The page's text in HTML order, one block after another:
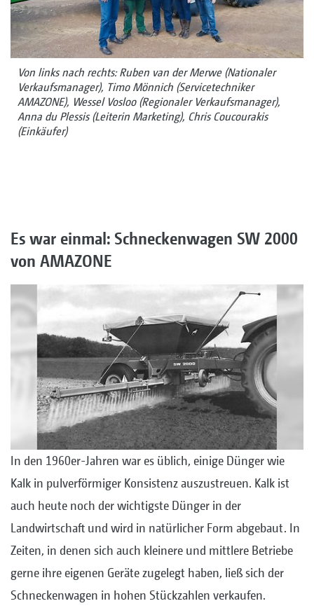
Von links nach rechts: Ruben van der Merwe (Nationaler
Verkaufsmanager), Timo Mönnich (Servicetechniker
AMAZONE), Wessel Vosloo (Regionaler Verkaufsmanager),
Anna du Plessis (Leiterin Marketing), Chris Coucourakis
(Einkäufer)
Es war einmal: Schneckenwagen SW 2000
von AMAZONE
In den 1960er-Jahren war es üblich, einige Dünger wie
Kalk in pulverförmiger Konsistenz auszustreuen. Kalk ist
auch heute noch der wichtigste Dünger in der
Landwirtschaft und wird in natürlicher Form abgebaut. In
Zeiten, in denen sich auch kleinere und mittlere Betriebe
gerne ihre eigenen Geräte zugelegt haben, ließ sich der
Schneckenwagen in hohen Stückzahlen verkaufen.